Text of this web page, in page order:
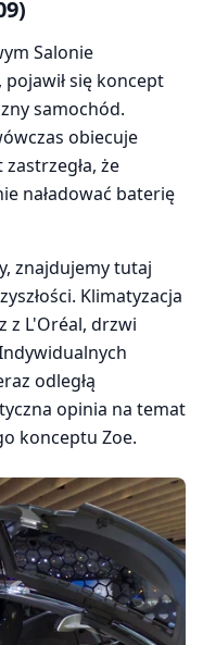
Salonie
się koncept
samochód.
obiecuje
że
naładować baterię
znajdujemy tutaj
Klimatyzacja
z L'Oréal, drzwi
odległą
opinia na temat
konceptu Zoe.